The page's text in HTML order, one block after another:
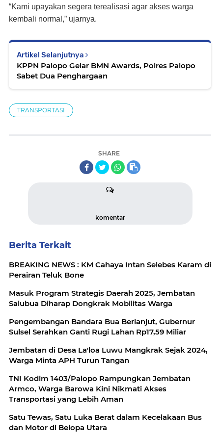
“Kami upayakan segera terealisasi agar akses warga
kembali normal,” ujarnya.
Artikel Selanjutnya
KPPN Palopo Gelar BMN Awards, Polres Palopo
Sabet Dua Penghargaan
TRANSPORTASI
SHARE
komentar
Berita Terkait
BREAKING NEWS : KM Cahaya Intan Selebes Karam di
Perairan Teluk Bone
Masuk Program Strategis Daerah 2025, Jembatan
Salubua Diharap Dongkrak Mobilitas Warga
Pengembangan Bandara Bua Berlanjut, Gubernur
Sulsel Serahkan Ganti Rugi Lahan Rp17,59 Miliar
Jembatan di Desa La'loa Luwu Mangkrak Sejak 2024,
Warga Minta APH Turun Tangan
TNI Kodim 1403/Palopo Rampungkan Jembatan
Armco, Warga Barowa Kini Nikmati Akses
Transportasi yang Lebih Aman
Satu Tewas, Satu Luka Berat dalam Kecelakaan Bus
dan Motor di Belopa Utara